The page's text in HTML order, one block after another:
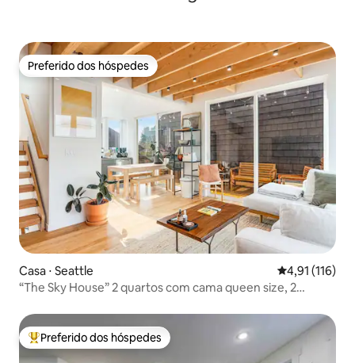
Preferido dos hóspedes
Preferido dos hóspedes
Casa ⋅ Seattle 4,91 de uma
4,91 (116)
“The Sky House” 2 quartos com cama queen size, 2
Entre os melhores preferidos dos hóspedes
Preferido dos hóspedes